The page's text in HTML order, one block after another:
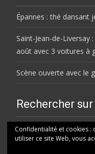
Épannes : thé dansant
Saint-Jean-de-
août avec 3 voitures à
Scène ouverte avec le
Rechercher
Rechercher
Confidentialité et cookies :
utiliser ce site Web, vous